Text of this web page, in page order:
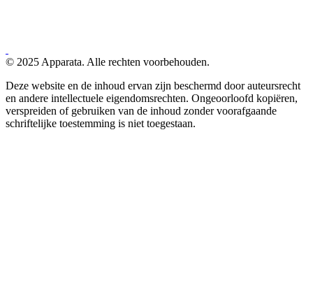
© 2025 Apparata. Alle rechten voorbehouden.
Deze website en de inhoud ervan zijn beschermd door auteursrecht
en andere intellectuele eigendomsrechten. Ongeoorloofd kopiëren,
verspreiden of gebruiken van de inhoud zonder voorafgaande
schriftelijke toestemming is niet toegestaan.